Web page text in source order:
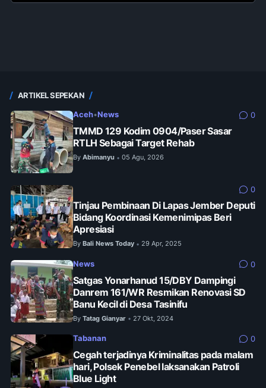
ARTIKEL SEPEKAN
Aceh•News 0
TMMD 129 Kodim 0904/Paser Sasar
RTLH Sebagai Target Rehab
By Abimanyu • 05 Agu, 2026
0
Tinjau Pembinaan Di Lapas Jember Deputi
Bidang Koordinasi Kemenimipas Beri
Apresiasi
By Bali News Today • 29 Apr, 2025
News 0
Satgas Yonarhanud 15/DBY Dampingi
Danrem 161/WR Resmikan Renovasi SD
Banu Kecil di Desa Tasinifu
By Tatag Gianyar • 27 Okt, 2024
Tabanan 0
Cegah terjadinya Kriminalitas pada malam
hari, Polsek Penebel laksanakan Patroli
Blue Light